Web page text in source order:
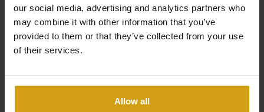
our social media, advertising and analytics partners who
may combine it with other information that you’ve
provided to them or that they’ve collected from your use
of their services.
Allow all
Sind Sie an einer Immobilie an der Costa
Cálida interessiert? Sehen Sie sich unsere
Sie uns unverbindlichfür eine
persönliche Beratung.